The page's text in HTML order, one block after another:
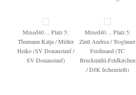
Mixed40… Platz 5:
Thumann Katja / Müller
Heiko (SV Donaustauf /
SV Donaustauf)
Mixed40… Platz 5:
Zintl Andrea / Troglauer
Ferdinand (TC
Bruckmühl-Feldkirchen
/ DJK Irchenrieth)